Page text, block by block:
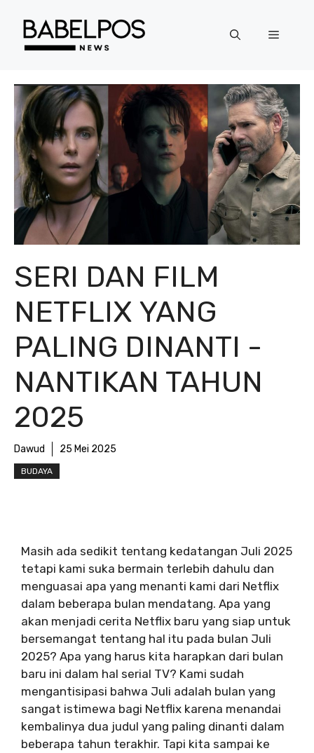
Menu
SERI DAN FILM
NETFLIX YANG
PALING DINANTI -
NANTIKAN TAHUN
2025
Dawud 25 Mei 2025
BUDAYA
Masih ada sedikit tentang kedatangan Juli 2025
tetapi kami suka bermain terlebih dahulu dan
menguasai apa yang menanti kami dari Netflix
dalam beberapa bulan mendatang. Apa yang
akan menjadi cerita Netflix baru yang siap untuk
bersemangat tentang hal itu pada bulan Juli
2025? Apa yang harus kita harapkan dari bulan
baru ini dalam hal serial TV? Kami sudah
mengantisipasi bahwa Juli adalah bulan yang
sangat istimewa bagi Netflix karena menandai
kembalinya dua judul yang paling dinanti dalam
beberapa tahun terakhir. Tapi kita sampai ke